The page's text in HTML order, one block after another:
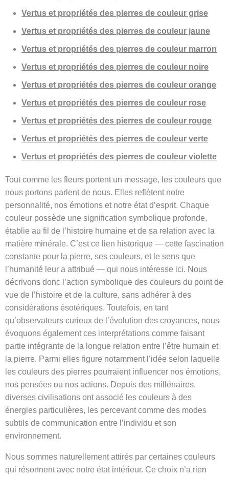
Vertus et propriétés des pierres de couleur grise
Vertus et propriétés des pierres de couleur jaune
Vertus et propriétés des pierres de couleur marron
Vertus et propriétés des pierres de couleur noire
Vertus et propriétés des pierres de couleur orange
Vertus et propriétés des pierres de couleur rose
Vertus et propriétés des pierres de couleur rouge
Vertus et propriétés des pierres de couleur verte
Vertus et propriétés des pierres de couleur violette
Tout comme les fleurs portent un message, les couleurs que
nous portons parlent de nous. Elles reflètent notre
personnalité, nos émotions et notre état d’esprit. Chaque
couleur possède une signification symbolique profonde,
établie au fil de l’histoire humaine et de sa relation avec la
matière minérale. C’est ce lien historique — cette fascination
constante pour la pierre, ses couleurs, et le sens que
l’humanité leur a attribué — qui nous intéresse ici. Nous
décrivons donc l’action symbolique des couleurs du point de
vue de l’histoire et de la culture, sans adhérer à des
considérations ésotériques. Toutefois, en tant
qu’observateurs curieux de l’évolution des croyances, nous
évoquons également ces interprétations comme faisant
partie intégrante de la longue relation entre l’être humain et
la pierre. Parmi elles figure notamment l’idée selon laquelle
les couleurs des pierres pourraient influencer nos émotions,
nos pensées ou nos actions. Depuis des millénaires,
diverses civilisations ont associé les couleurs à des
énergies particulières, les percevant comme des modes
subtils de communication entre l’individu et son
environnement.
Nous sommes naturellement attirés par certaines couleurs
qui résonnent avec notre état intérieur. Ce choix n’a rien